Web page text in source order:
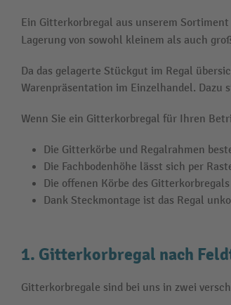
Ein Gitterkorbregal aus unserem
Lagerung von sowohl kleinem als auch
Da das gelagerte Stückgut im Regal
Warenpräsentation im Einzelhandel. Dazu
Wenn Sie ein Gitterkorbregal für Ihren
Die Gitterkörbe und Regalrahmen
Die Fachbodenhöhe lässt sich per
Die offenen Körbe des
Dank Steckmontage ist das Regal
1. Gitterkorbregal nach
Gitterkorbregale sind bei uns in zwei